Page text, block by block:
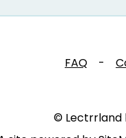
FAQ -
© Lectrrland